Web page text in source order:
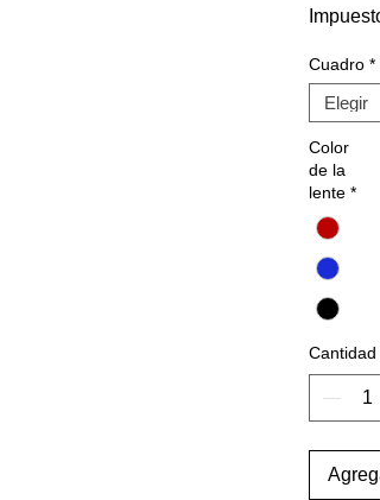
Cuadro *
Color
de la
lente *
Cantidad